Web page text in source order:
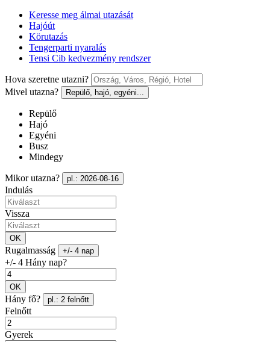
Keresse meg álmai utazását
Hajóút
Körutazás
Tengerparti nyaralás
Tensi Cib kedvezmény rendszer
Hova szeretne utazni?
Mivel utazna?
Repülő, hajó, egyéni...
Repülő
Hajó
Egyéni
Busz
Mindegy
Mikor utazna? pl.: 2026-08-16
Indulás
Vissza
OK
Rugalmasság +/- 4 nap
+/- 4 Hány nap?
OK
Hány fő? pl.: 2 felnőtt
Felnőtt
Gyerek